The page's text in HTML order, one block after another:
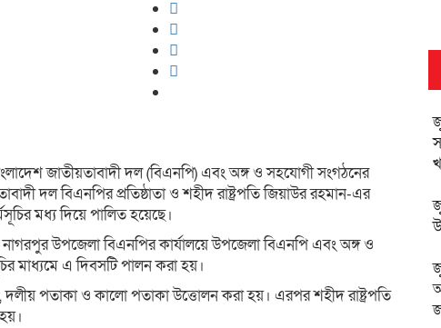
জাতীয়তাবাদী দল (বিএনপি) এবং অঙ্গ ও সহযোগী সংগঠনের
দল বিএনপির প্রতিষ্ঠাতা ও শহীদ রাষ্ট্রপতি জিয়াউর রহমান-এর
মধ্য দিয়ে পালিত হয়েছে।
উপজেলা বিএনপির কার্যালয়ে উপজেলা বিএনপি এবং অঙ্গ ও
মাধ্যমে এ দিবসটি পালন করা হয়।
দলীয় পতাকা ও কালো পতাকা উত্তোলন করা হয়। এরপর শহীদ রাষ্ট্রপতি